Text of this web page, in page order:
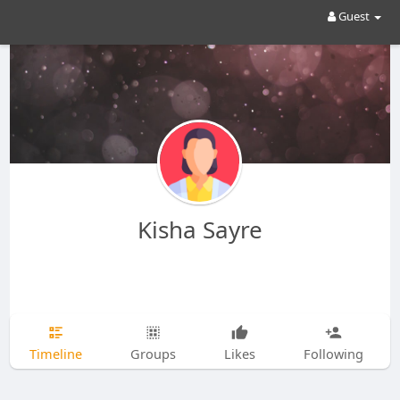
Guest
Kisha Sayre
Timeline Groups Likes Following